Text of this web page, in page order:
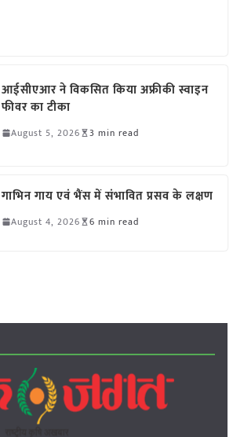
आईसीएआर ने विकसित किया अफ्रीकी स्वाइन
फीवर का टीका
August 5, 2026 3 min read
गाभिन गाय एवं भैंस में संभावित प्रसव के लक्षण
August 4, 2026 6 min read